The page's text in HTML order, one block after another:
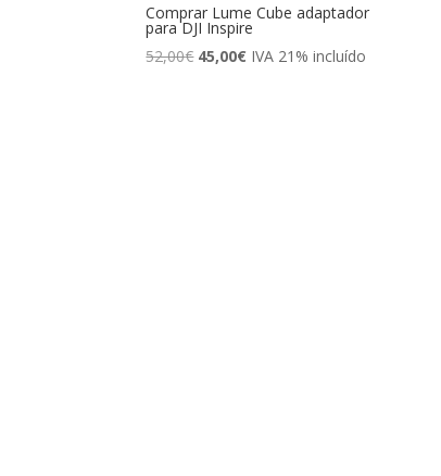
Comprar Lume Cube adaptador
para DJI Inspire
52,00€ El
45,00€ElIVA 21% incluído